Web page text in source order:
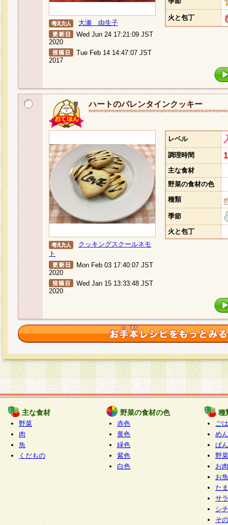
大瀬 由生子
Wed Jun 24 17:21:09 JST
2020
Tue Feb 14 14:47:07 JST
2017
火と包丁
ハートのバレンタインクッキー
クッキングスクールネモ
ト
Mon Feb 03 17:40:07 JST
2020
Wed Jan 15 13:33:48 JST
2020
レベル
調理時間
主な食材
野菜の食材の色
種類
季節
火と包丁
主な食材
野菜
肉
魚
くだもの
野菜の食材の色
赤色
黄色
緑色
紫色
白色
種
ご
めん
ぱん
野
お
お
た
サ
シ
そ